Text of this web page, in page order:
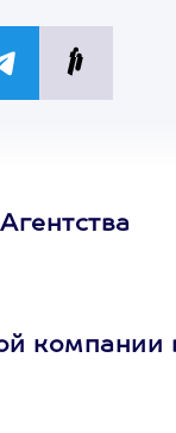
компании